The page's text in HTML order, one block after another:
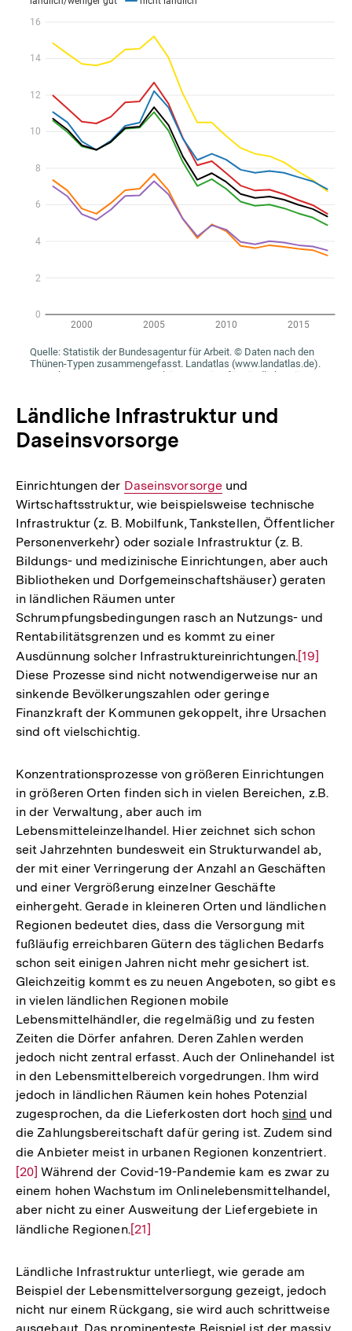
Daseinsvorsorge
Einrichtungen der Interner
Link:
Daseinsvorsorgeund
Wirtschaftsstruktur, wie beispielsweise technische
Infrastruktur (z. B. Mobilfunk, Tankstellen, Öffentlicher
Personenverkehr) oder soziale Infrastruktur (z. B.
Bildungs- und medizinische Einrichtungen, aber auch
Bibliotheken und Dorfgemeinschaftshäuser) geraten
in ländlichen Räumen unter
Schrumpfungsbedingungen rasch an Nutzungs- und
Rentabilitätsgrenzen und es kommt zu einer
Ausdünnung solcher Infrastruktureinrichtungen.
Diese Prozesse sind nicht notwendigerweise nur an
sinkende Bevölkerungszahlen oder geringe
sind oft vielschichtig.
Konzentrationsprozesse von größeren Einrichtungen
in größeren Orten finden sich in vielen Bereichen, z.B.
in der Verwaltung, aber auch im
Lebensmitteleinzelhandel. Hier zeichnet sich schon
seit Jahrzehnten bundesweit ein Strukturwandel ab,
der mit einer Verringerung der Anzahl an Geschäften
und einer Vergrößerung einzelner Geschäfte
einhergeht. Gerade in kleineren Orten und ländlichen
Regionen bedeutet dies, dass die Versorgung mit
fußläufig erreichbaren Gütern des täglichen Bedarfs
schon seit einigen Jahren nicht mehr gesichert ist.
Gleichzeitig kommt es zu neuen Angeboten, so gibt es
in vielen ländlichen Regionen mobile
Lebensmittelhändler, die regelmäßig und zu festen
Zeiten die Dörfer anfahren. Deren Zahlen werden
jedoch nicht zentral erfasst. Auch der Onlinehandel ist
in den Lebensmittelbereich vorgedrungen. Ihm wird
jedoch in ländlichen Räumen kein hohes Potenzial
zugesprochen, da die Lieferkosten dort hochsindund
die Zahlungsbereitschaft dafür gering ist. Zudem sind
die Anbieter meist in urbanen Regionen konzentriert.Zur
[20]Während der Covid-19-Pandemie kam es zwar zu
einem hohen Wachstum im Onlinelebensmittelhandel,
ländliche Regionen.Zur
Auflösung
der
[21]
Ländliche Infrastruktur unterliegt, wie gerade am